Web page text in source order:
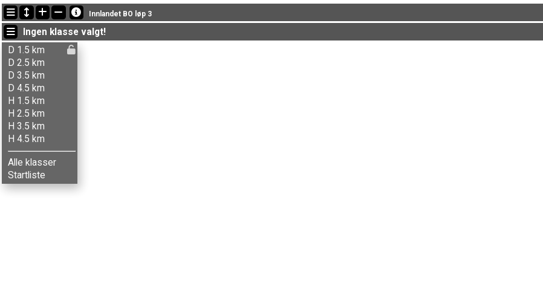
Siste oppdateringer
19:18:47: Bjørg Sorprud (Damer 2.5 km) fikk ny status: brutt
19:15:22: Gunnhild Ljones (
19:12:39: Terje Uthushagen (Herrer 2.5 km) fikk ny status: disket
Innlandet BO løp 3
Ingen klasse valgt!
D 1.5 km
D 2.5 km
D 3.5 km
D 4.5 km
H 1.5 km
H 2.5 km
H 3.5 km
H 4.5 km
Alle klasser
Startliste